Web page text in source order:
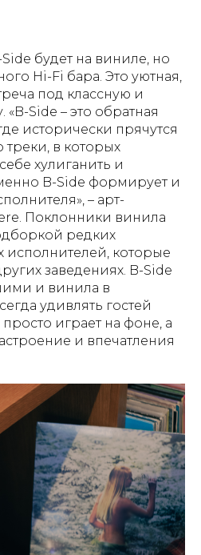
будет на виниле, но
Hi-Fi бара. Это уютная,
под классную и
Side – это обратная
исторически прячутся
треки, в которых
хулиганить и
B-Side формирует и
– арт-
Поклонники винила
редких
исполнителей, которые
заведениях. B-Side
и винила в
удивлять гостей
играет на фоне, а
и впечатления